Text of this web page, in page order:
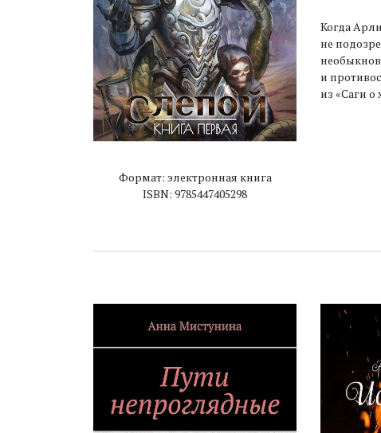
Формат: электронная книга
ISBN: 9785447405298
Когда
не
и
из «Саги о